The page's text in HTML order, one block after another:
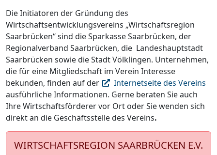
Die Initiatoren der Gründung des
Wirtschaftsentwicklungsvereins „Wirtschaftsregion
Saarbrücken“ sind die Sparkasse Saarbrücken, der
Regionalverband Saarbrücken, die Landeshauptstadt
Saarbrücken sowie die Stadt Völklingen. Unternehmen,
die für eine Mitgliedschaft im Verein Interesse
bekunden, finden auf der
Internetseite des Vereins
ausführliche Informationen. Gerne beraten Sie auch
Ihre Wirtschaftsförderer vor Ort oder Sie wenden sich
direkt an die Geschäftsstelle des Vereins.
WIRTSCHAFTSREGION SAARBRÜCKEN E.V.